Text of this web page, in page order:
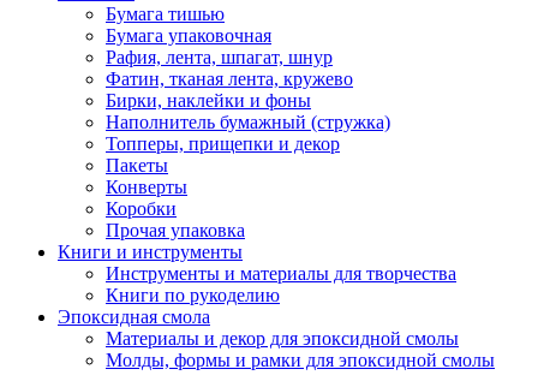
Бумага тишью
Бумага упаковочная
Рафия, лента, шпагат, шнур
Фатин, тканая лента, кружево
Бирки, наклейки и фоны
Наполнитель бумажный (стружка)
Топперы, прищепки и декор
Пакеты
Конверты
Коробки
Прочая упаковка
Книги и инструменты
Инструменты и материалы для творчества
Книги по рукоделию
Эпоксидная смола
Материалы и декор для эпоксидной смолы
Молды, формы и рамки для эпоксидной смолы